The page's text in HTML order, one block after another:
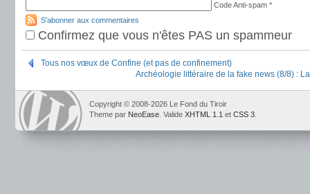
Code Anti-spam *
S'abonner aux commentaires
Confirmez que vous n'êtes PAS un spammeur
Tous nos vœux de Confine (et pas de confinement)
Archéologie littéraire de la fake news (8/8) :
Copyright © 2008-2026 Le Fond du Tiroir
Theme par NeoEase . Valide XHTML 1.1 et CSS 3